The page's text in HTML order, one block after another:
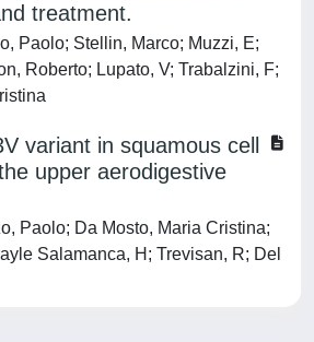
treatment.
Paolo; Stellin, Marco; Muzzi, E;
Roberto; Lupato, V; Trabalzini, F;
variant in squamous cell
upper aerodigestive
Paolo; Da Mosto, Maria Cristina;
Salamanca, H; Trevisan, R; Del